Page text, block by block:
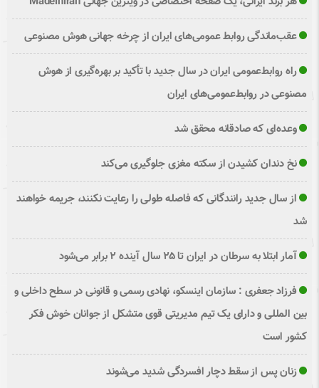
عقب‌ماندگی روابط عمومی‌های ایران از چرخه جهانی هوش مصنوعی
راه روابط‌عمومی ایران در سال جدید با تأکید بر بهره‌گیری از هوش
مصنوعی در روابط‌عمومی‌های ایران
وعده‌ای که صادقانه محقق شد
نخ دندان کشیدن از سکته مغزی جلوگیری می‌کند
از سال جدید رانندگانی که فاصله طولی را رعایت نکنند، جریمه خواهند
شد
آمار ابتلا به سرطان در ایران تا ۲۵ سال آینده ۲ برابر می‌شود
فرزاد جعفری : سازمان اینسکو، نهادی رسمی و قانونی در سطح داخلی و
بین المللی و دارای یک تیم مدیریتی قوی متشکل از جوانان خوش فکر
کشور است
زنان پس از سقط دچار افسردگی شدید می‌شوند